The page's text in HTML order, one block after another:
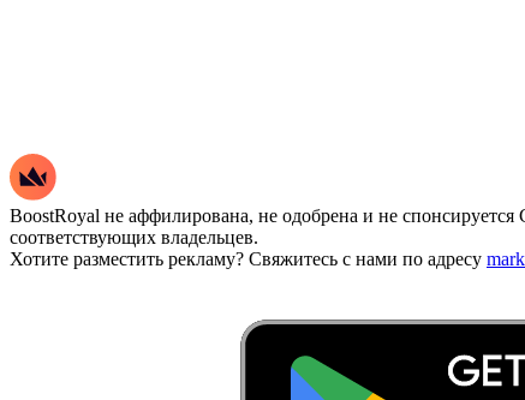
BoostRoyal не аффилирована, не одобрена и не
соответствующих владельцев.
Хотите разместить рекламу? Свяжитесь с нами по адресу